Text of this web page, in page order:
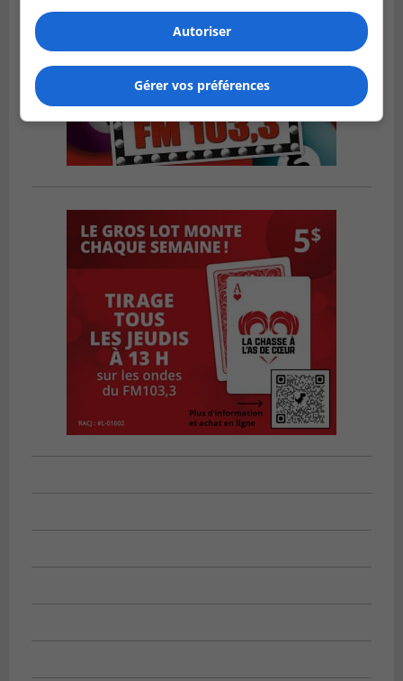
Autoriser
Gérer vos préférences